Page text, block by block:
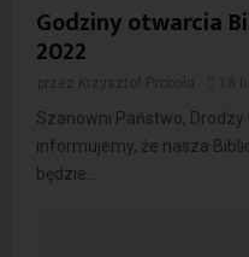
Godziny otwarcia
2022
Szanowni Państwo,
informujemy, że nasza
będzie...